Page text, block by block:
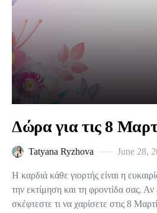
Δώρα για τις 8
Tatyana Ryzhova June 28,
Η καρδιά κάθε γιορτής είναι η
την εκτίμηση και τη φροντίδα σας. Αν
σκέφτεστε τι να χαρίσετε στις 8